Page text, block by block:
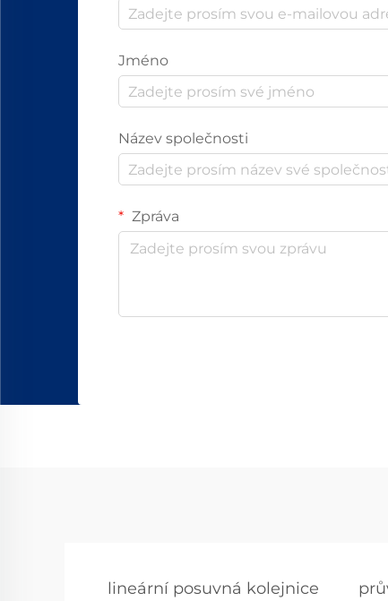
Jméno
Název společnosti
Zpráva
lineární posuvná kolejnice